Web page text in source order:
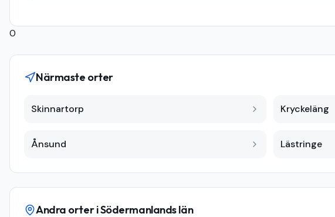
0
Närmaste orter
Skinnartorp Kryckeläng
Ånsund Lästringe
Andra orter iSödermanlands län